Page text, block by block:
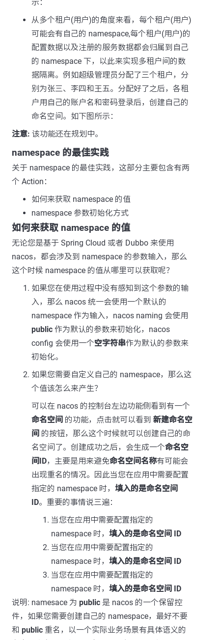
示：
从多个租户(用户)的角度来看，每个租户(用户)
可能会有自己的 namespace,每个租户(用户)的
配置数据以及注册的服务数据都会归属到自己
的 namespace 下，以此来实现多租户间的数
据隔离。例如超级管理员分配了三个租户，分
别为张三、李四和王五。分配好了之后，各租
户用自己的账户名和密码登录后，创建自己的
命名空间。如下图所示：
注意: 该功能还在规划中。
namespace 的最佳实践
关于 namespace 的最佳实践，这部分主要包含有两
个 Action：
如何来获取 namespace 的值
namespace 参数初始化方式
如何来获取 namespace 的值
无论您是基于 Spring Cloud 或者 Dubbo 来使用
nacos，都会涉及到 namespace 的参数输入，那么
这个时候 namespace 的值从哪里可以获取呢？
如果您在使用过程中没有感知到这个参数的输
入，那么 nacos 统一会使用一个默认的
namespace 作为输入，nacos naming 会使用
public 作为默认的参数来初始化，nacos
config 会使用一个空字符串作为默认的参数来
初始化。
如果您需要自定义自己的 namespace，那么这
个值该怎么来产生？
可以在 nacos 的控制台左边功能侧看到有一个
命名空间 的功能，点击就可以看到 新建命名空
间 的按钮，那么这个时候就可以创建自己的命
名空间了。创建成功之后，会生成一个命名空
间ID，主要是用来避免命名空间名称有可能会
出现重名的情况。因此当您在应用中需要配置
指定的 namespace 时， 填入的是命名空间
ID。重要的事情说三遍：
当您在应用中需要配置指定的
namespace 时， 填入的是命名空间 ID
当您在应用中需要配置指定的
namespace 时， 填入的是命名空间 ID
当您在应用中需要配置指定的
namespace 时， 填入的是命名空间 ID
说明: namesace 为 public 是 nacos 的一个保留控
件，如果您需要创建自己的 namespace，最好不要
和 public 重名，以一个实际业务场景有具体语义的